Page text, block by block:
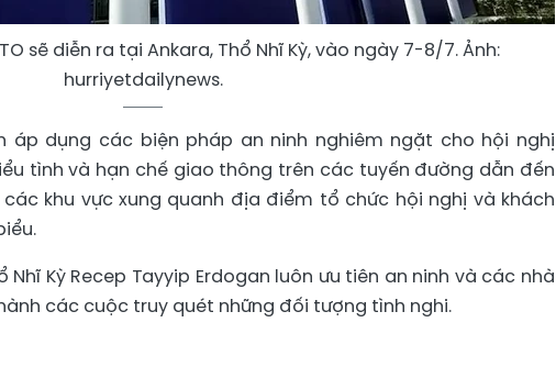
sẽ diễn ra tại Ankara, Thổ Nhĩ Kỳ, vào ngày 7-8/7. Ảnh:
hurriyetdailynews.
áp dụng các biện pháp an ninh nghiêm ngặt cho hội nghị
tình và hạn chế giao thông trên các tuyến đường dẫn đến
khu vực xung quanh địa điểm tổ chức hội nghị và khách
Kỳ Recep Tayyip Erdogan luôn ưu tiên an ninh và các nhà
các cuộc truy quét những đối tượng tình nghi.